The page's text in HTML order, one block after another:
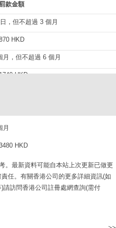
款金額
，但不超過 3 個月
HKD
，但不超過 6 個月
HKD
月
HKD
。最新資料可能自本站上次更新已做更
任。有關香港公司的更多詳細資訊(如
請訪問香港公司註冊處網查詢(需付